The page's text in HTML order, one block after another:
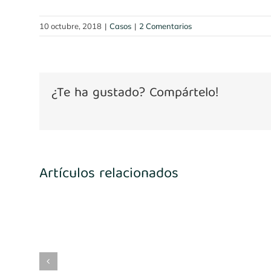
10 octubre, 2018 | Casos | 2 Comentarios
¿Te ha gustado? Compártelo!
Artículos relacionados